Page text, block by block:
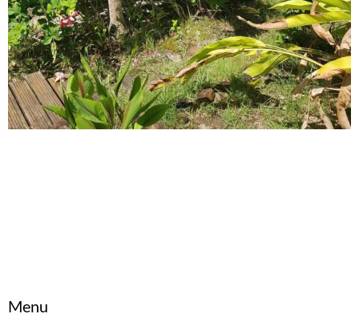
Menu